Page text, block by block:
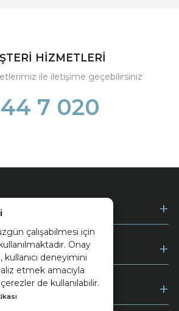
çalışabilmesi için
Onay
deneyimini
etmek amacıyla
de kullanılabilir.
HİZMETLERİ
ile iletişime geçebilirsiniz
7 020